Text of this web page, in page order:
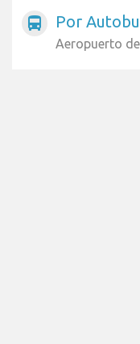
directions_bus Por
Aeropuerto